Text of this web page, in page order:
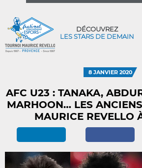
DÉCOUVREZ
LES STARS DE DEMAIN
8 JANVIER 2020
AFC U23 : TANAKA,
MARHOON… LES
MAURICE REVELLO